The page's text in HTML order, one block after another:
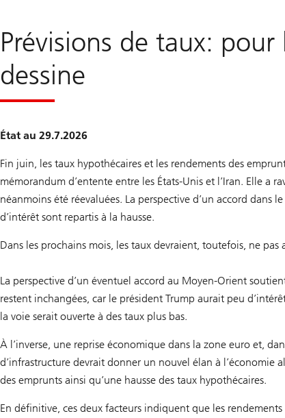
Prévisions de taux:
dessine
État au 29.7.2026
Fin juin, les taux hypothécaires et les rendements des
mémorandum d’entente entre les États-Unis et l’Iran. Elle a
néanmoins été réevaluées. La perspective d’un accord
d’intérêt sont repartis à la hausse.
Dans les prochains mois, les taux devraient, toutefois, ne
La perspective d’un éventuel accord au Moyen-Orient
restent inchangées, car le président Trump aurait peu
la voie serait ouverte à des taux plus bas.
À l’inverse, une reprise économique dans la zone euro et,
d’infrastructure devrait donner un nouvel élan à l’économie
des emprunts ainsi qu’une hausse des taux hypothécaires.
En définitive, ces deux facteurs indiquent que les